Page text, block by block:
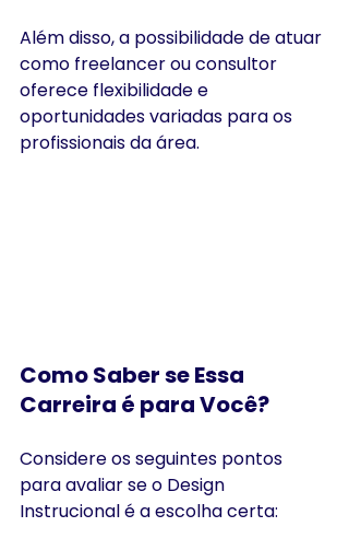
Além disso, a possibilidade de atuar
como freelancer ou consultor
oferece flexibilidade e
oportunidades variadas para os
profissionais da área.​
Como Saber se Essa
Carreira é para Você?
Considere os seguintes pontos
para avaliar se o Design
Instrucional é a escolha certa: